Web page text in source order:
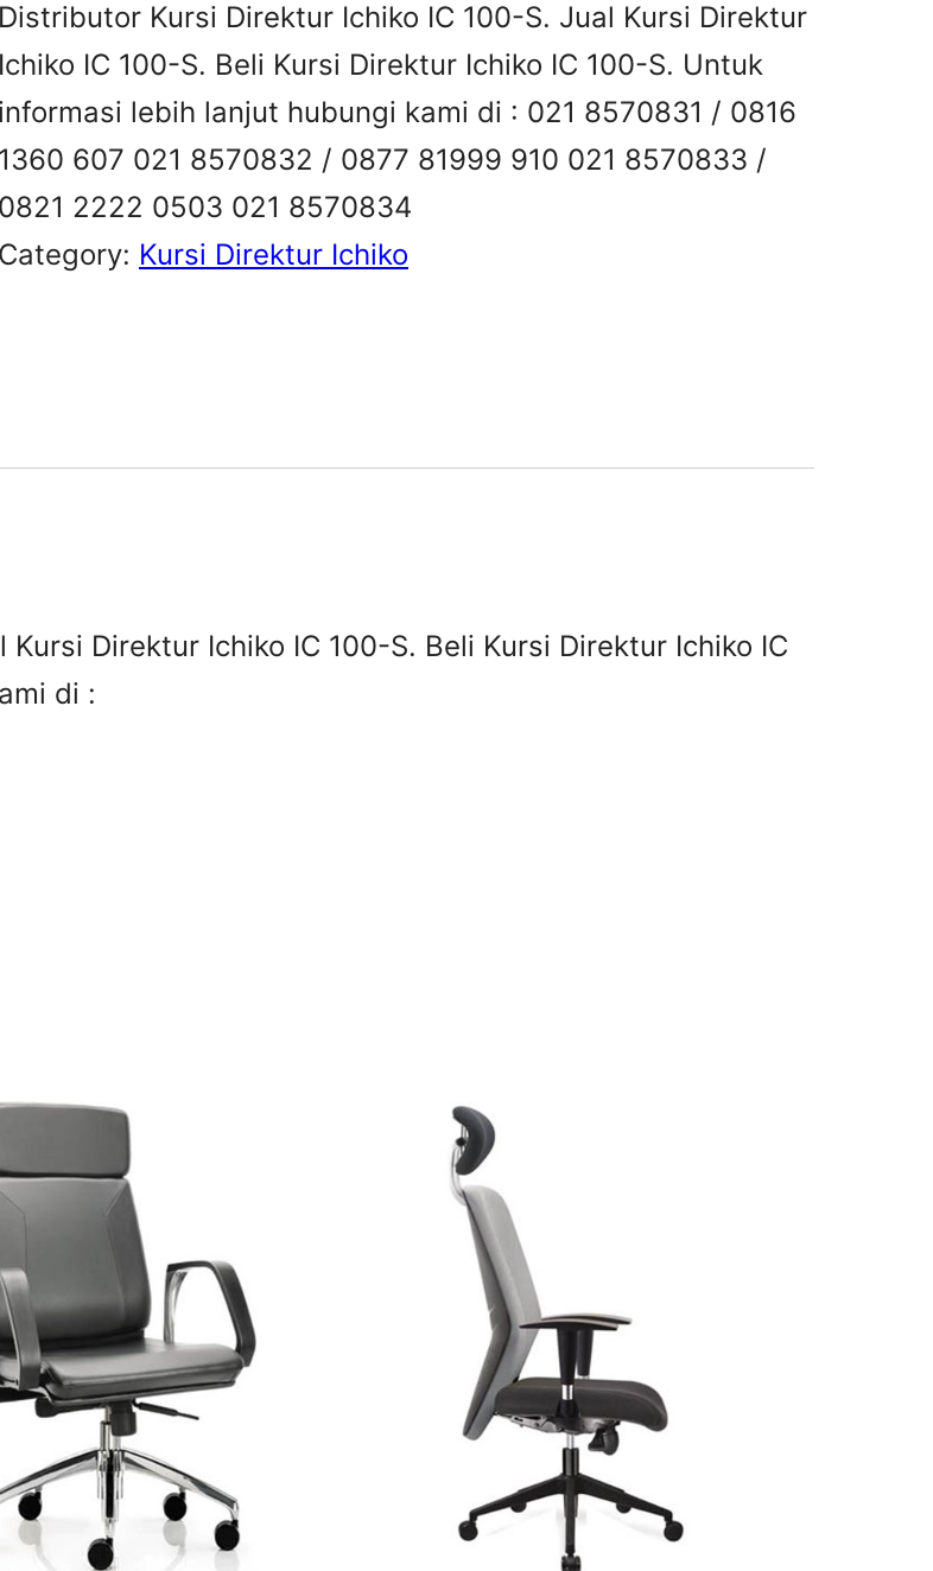
Distributor Kursi Direktur Ichiko IC 100-S. Jual Kursi Direktur
Ichiko IC 100-S. Beli Kursi Direktur Ichiko IC 100-S. Untuk
informasi lebih lanjut hubungi kami di : 021 8570831 / 0816
1360 607 021 8570832 / 0877 81999 910 021 8570833 /
0821 2222 0503 021 8570834
Category: Kursi Direktur Ichiko
Direktur Ichiko IC 100-S. Beli Kursi Direktur Ichiko IC
di :